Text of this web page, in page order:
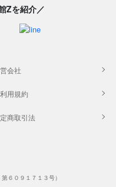
Zを紹介／
会社
用規約
商取引法